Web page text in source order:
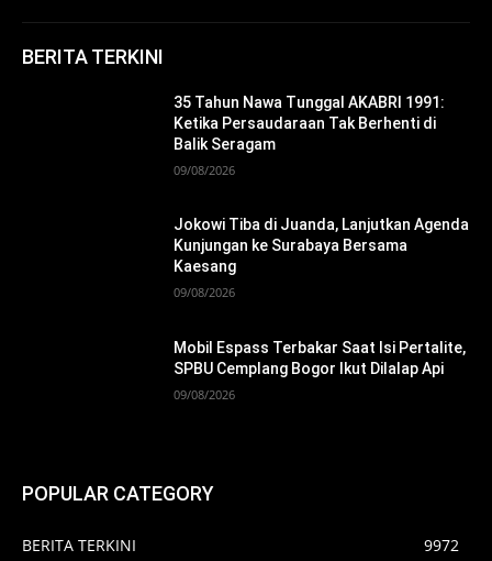
BERITA TERKINI
35 Tahun Nawa Tunggal AKABRI 1991:
Ketika Persaudaraan Tak Berhenti di
Balik Seragam
09/08/2026
Jokowi Tiba di Juanda, Lanjutkan Agenda
Kunjungan ke Surabaya Bersama
Kaesang
09/08/2026
Mobil Espass Terbakar Saat Isi Pertalite,
SPBU Cemplang Bogor Ikut Dilalap Api
09/08/2026
POPULAR CATEGORY
BERITA TERKINI 9972